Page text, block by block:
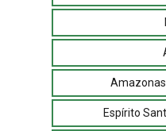
Espírito